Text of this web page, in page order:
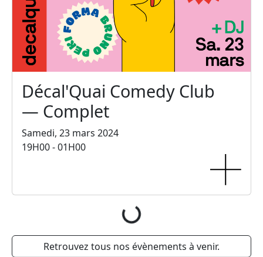
Décal'Quai Comedy Club
— Complet
Samedi, 23 mars 2024
19H00 - 01H00